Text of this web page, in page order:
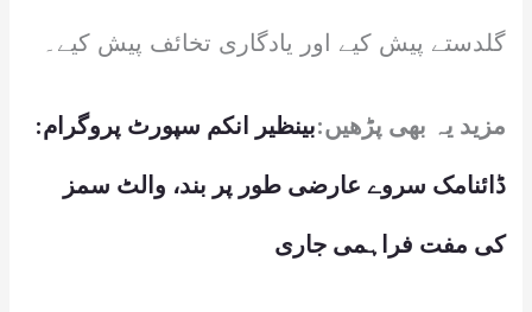
گلدستے پیش کیے اور یادگاری تخائف پیش کیے۔
مزید یہ بھی پڑھیں:بینظیر انکم سپورٹ پروگرام:
ڈائنامک سروے عارضی طور پر بند، والٹ سمز
کی مفت فراہمی جاری